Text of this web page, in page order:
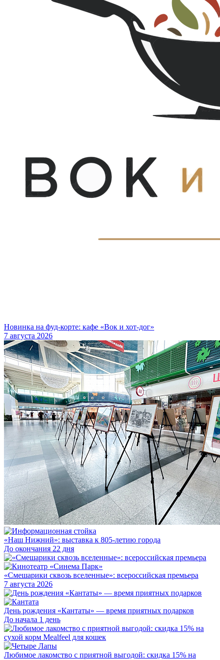
Новинка на фуд-корте: кафе «Вок и хот-дог»
7 августа 2026
«Наш Нижний»: выставка к 805-летию города
До окончания 22 дня
«Смешарики сквозь вселенные»: всероссийская премьера
7 августа 2026
День рождения «Кантаты» — время приятных подарков
До начала 1 день
Любимое лакомство с приятной выгодой: скидка 15% на